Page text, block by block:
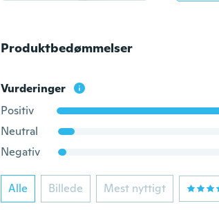
Produktbedømmelser
Vurderinger
Positiv
Neutral
Negativ
Alle Billede Mest nyttigt